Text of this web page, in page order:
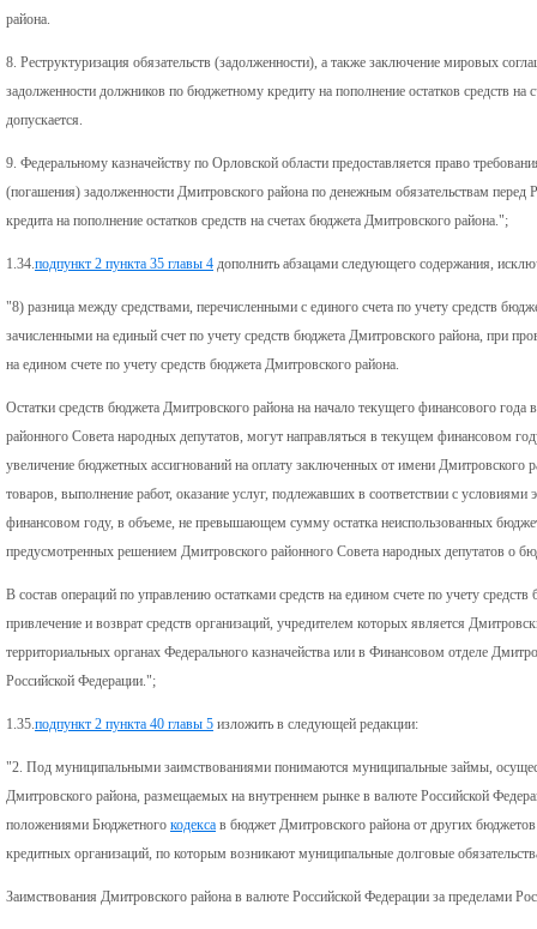
района.
8. Реструктуризация обязательств (задолженности), а также заключение мировых
задолженности должников по бюджетному кредиту на пополнение остатков средств на
допускается.
9. Федеральному казначейству по Орловской области предоставляется право
(погашения) задолженности Дмитровского района по денежным обязательствам перед
кредита на пополнение остатков средств на счетах бюджета Дмитровского района.";
1.34. подпункт 2 пункта 35 главы 4 дополнить абзацами следующего содержания,
"8) разница между средствами, перечисленными с единого счета по учету средств
зачисленными на единый счет по учету средств бюджета Дмитровского района, при
на едином счете по учету средств бюджета Дмитровского района.
Остатки средств бюджета Дмитровского района на начало текущего финансового
районного Совета народных депутатов, могут направляться в текущем финансовом
увеличение бюджетных ассигнований на оплату заключенных от имени Дмитровского
товаров, выполнение работ, оказание услуг, подлежавших в соответствии с
финансовом году, в объеме, не превышающем сумму остатка неиспользованных
предусмотренных решением Дмитровского районного Совета народных депутатов о
В состав операций по управлению остатками средств на едином счете по учету
привлечение и возврат средств организаций, учредителем которых является
территориальных органах Федерального казначейства или в Финансовом отделе
Российской Федерации.";
1.35. подпункт 2 пункта 40 главы 5 изложить в следующей редакции:
"2. Под муниципальными заимствованиями понимаются муниципальные займы,
Дмитровского района, размещаемых на внутреннем рынке в валюте Российской
положениями Бюджетного кодекса в бюджет Дмитровского района от других
кредитных организаций, по которым возникают муниципальные долговые
Заимствования Дмитровского района в валюте Российской Федерации за пределами